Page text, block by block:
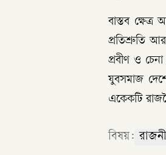
বাস্তব
প্রতিশ্রুতি
প্রবীণ ও
যুবসমাজ
একেকটি
বিষয়: